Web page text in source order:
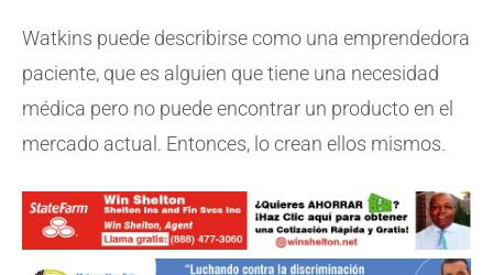
Watkins puede describirse como una emprendedora
paciente, que es alguien que tiene una necesidad
médica pero no puede encontrar un producto en el
mercado actual. Entonces, lo crean ellos mismos.